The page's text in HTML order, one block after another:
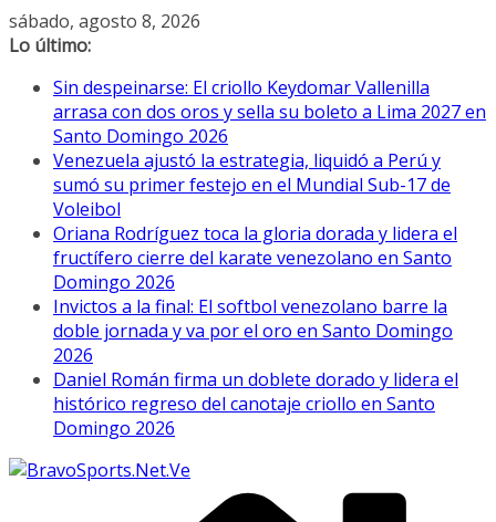
Saltar
al
sábado, agosto 8, 2026
Lo último:
Sin despeinarse: El criollo Keydomar Vallenilla
arrasa con dos oros y sella su boleto a Lima 2027 en
Santo Domingo 2026
Venezuela ajustó la estrategia, liquidó a Perú y
sumó su primer festejo en el Mundial Sub-17 de
Voleibol
Oriana Rodríguez toca la gloria dorada y lidera el
fructífero cierre del karate venezolano en Santo
Domingo 2026
Invictos a la final: El softbol venezolano barre la
doble jornada y va por el oro en Santo Domingo
2026
Daniel Román firma un doblete dorado y lidera el
histórico regreso del canotaje criollo en Santo
Domingo 2026